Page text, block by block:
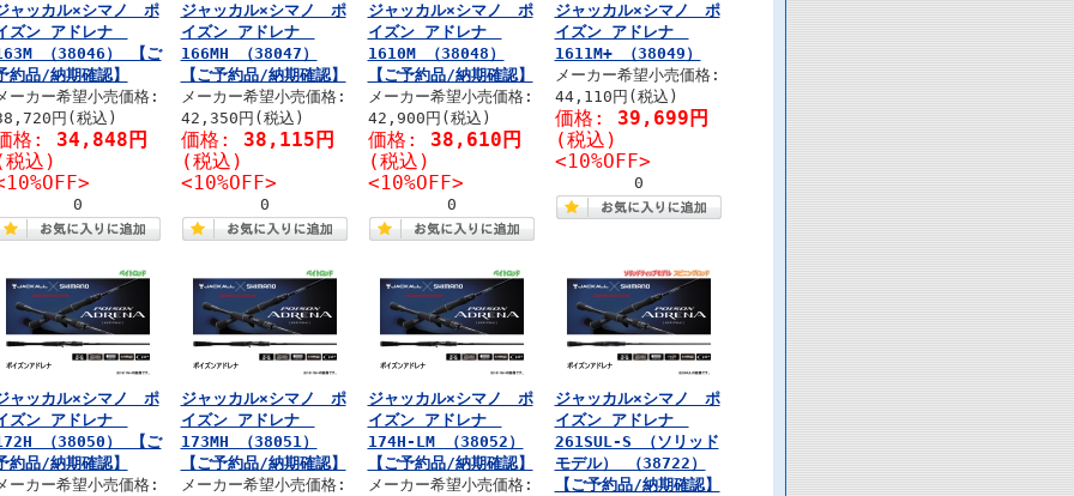
ャッカル×シマノ ポ
ズン アドレナ
（38046） 【ご
約品/納期確認】
ーカー希望小売価格:
円(税込)
格: 34,848円
込)
0
ジャッカル×シマノ ポ
イズン アドレナ
166MH （38047）
【ご予約品/納期確認】
メーカー希望小売価格:
42,350円(税込)
価格: 38,115円
(税込)
<10%OFF>
0
ジャッカル×シマノ ポ
イズン アドレナ
1610M （38048）
【ご予約品/納期確認】
メーカー希望小売価格:
42,900円(税込)
価格: 38,610円
(税込)
<10%OFF>
0
ジャッカル×シマノ ポ
イズン アドレナ
1611M+ （38049）
メーカー希望小売価格:
44,110円(税込)
価格: 39,699円
(税込)
<10%OFF>
0
ャッカル×シマノ ポ
ズン アドレナ
（38050） 【ご
約品/納期確認】
ーカー希望小売価格:
ジャッカル×シマノ ポ
イズン アドレナ
173MH （38051）
【ご予約品/納期確認】
メーカー希望小売価格:
ジャッカル×シマノ ポ
イズン アドレナ
174H-LM （38052）
【ご予約品/納期確認】
メーカー希望小売価格:
ジャッカル×シマノ ポ
イズン アドレナ
261SUL-S （ソリッド
モデル） （38722）
【ご予約品/納期確認】